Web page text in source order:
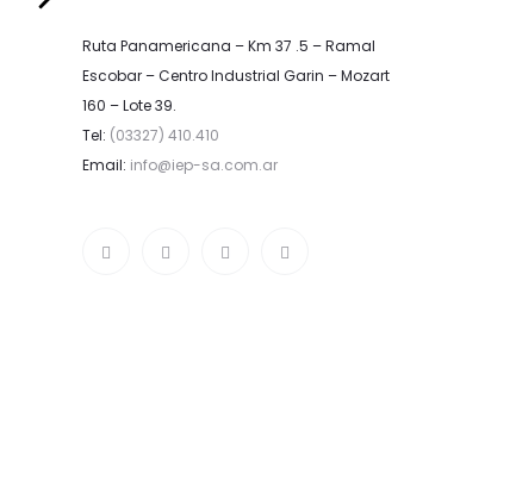
Ruta Panamericana – Km 37 .5 – Ramal
Escobar – Centro Industrial Garin – Mozart
160 – Lote 39.
Tel: (03327) 410.410
Email: info@iep-sa.com.ar